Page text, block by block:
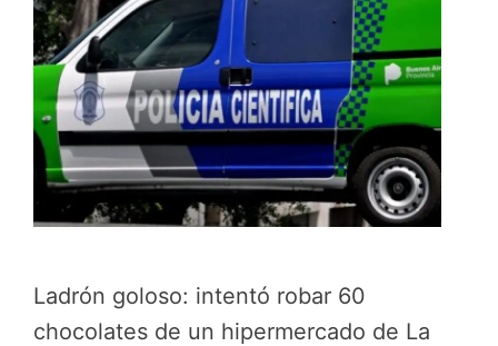
Ladrón goloso: intentó robar 60
chocolates de un hipermercado de La